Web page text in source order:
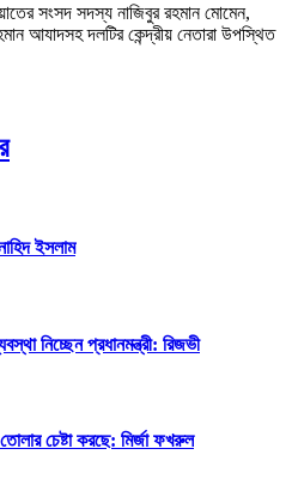
সংসদ সদস্য নাজিবুর রহমান মোমেন,
আযাদসহ দলটির কেন্দ্রীয় নেতারা উপস্থিত
ইসলাম
নিচ্ছেন প্রধানমন্ত্রী: রিজভী
চেষ্টা করছে: মির্জা ফখরুল